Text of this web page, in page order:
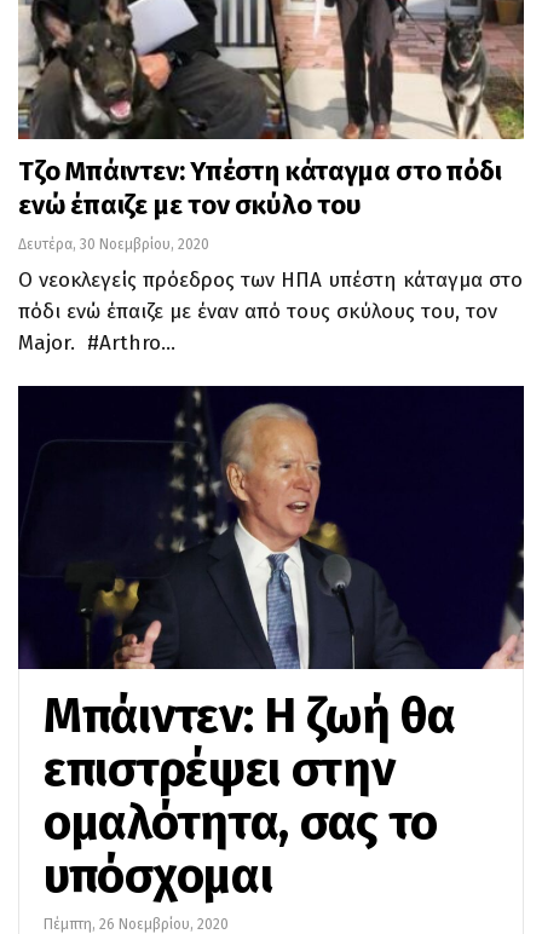
Τζο Μπάιντεν: Υπέστη κάταγμα στο πόδι
ενώ έπαιζε με τον σκύλο του
Δευτέρα, 30 Νοεμβρίου, 2020
Ο νεοκλεγείς πρόεδρος των ΗΠΑ υπέστη κάταγμα στο
πόδι ενώ έπαιζε με έναν από τους σκύλους του, τον
Major. #Arthro…
Μπάιντεν: Η ζωή θα
επιστρέψει στην
ομαλότητα, σας το
υπόσχομαι
Πέμπτη, 26 Νοεμβρίου, 2020